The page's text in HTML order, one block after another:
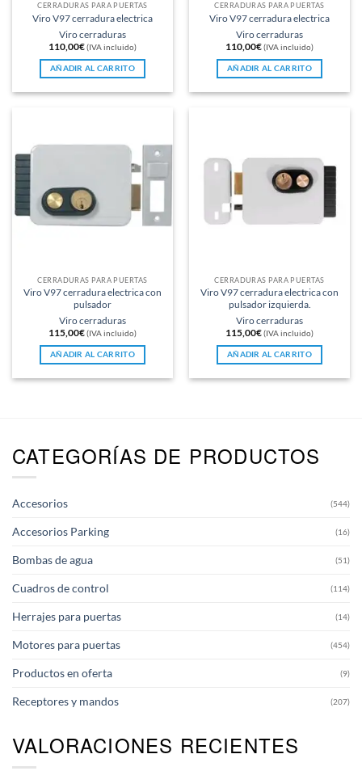
CERRADURAS PARA PUERTAS
Viro V97 cerradura electrica
Viro cerraduras
110,00€(IVA incluido)
AÑADIR AL CARRITO
CERRADURAS PARA PUERTAS
Viro V97 cerradura electrica
Viro cerraduras
110,00€(IVA incluido)
AÑADIR AL CARRITO
CERRADURAS PARA PUERTAS
Viro V97 cerradura electrica con
pulsador
Viro cerraduras
115,00€(IVA incluido)
AÑADIR AL CARRITO
CERRADURAS PARA PUERTAS
Viro V97 cerradura electrica con
pulsador izquierda.
Viro cerraduras
115,00€(IVA incluido)
AÑADIR AL CARRITO
CATEGORÍAS DE PRODUCTOS
Accesorios (544)
Accesorios Parking (16)
Bombas de agua (51)
Cuadros de control (114)
Herrajes para puertas (14)
Motores para puertas (454)
Productos en oferta (9)
Receptores y mandos (207)
VALORACIONES RECIENTES